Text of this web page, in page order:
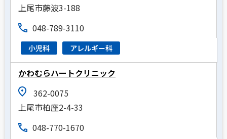
上尾市藤波3-188
048-789-3110
小児科 アレルギー科
かわむらハートクリニック
362-0075
上尾市柏座2-4-33
048-770-1670